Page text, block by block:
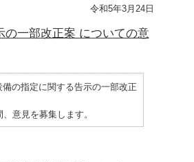
令和5年3月24日
の一部改正案 についての意
の指定に関する告示の一部改正
意見を募集します。